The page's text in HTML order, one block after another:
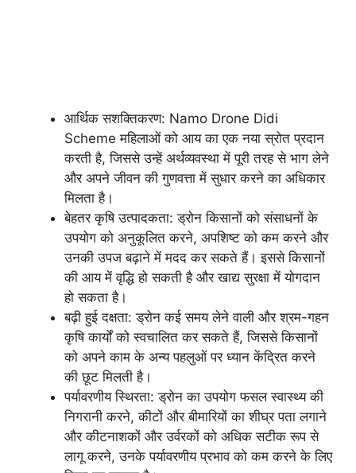
आर्थिक सशक्तिकरण: Namo Drone Didi
Scheme महिलाओं को आय का एक नया स्रोत प्रदान
करती है, जिससे उन्हें अर्थव्यवस्था में पूरी तरह से भाग लेने
और अपने जीवन की गुणवत्ता में सुधार करने का अधिकार
मिलता है।
बेहतर कृषि उत्पादकता: ड्रोन किसानों को संसाधनों के
उपयोग को अनुकूलित करने, अपशिष्ट को कम करने और
उनकी उपज बढ़ाने में मदद कर सकते हैं। इससे किसानों
की आय में वृद्धि हो सकती है और खाद्य सुरक्षा में योगदान
हो सकता है।
बढ़ी हुई दक्षता: ड्रोन कई समय लेने वाली और श्रम-गहन
कृषि कार्यों को स्वचालित कर सकते हैं, जिससे किसानों
को अपने काम के अन्य पहलुओं पर ध्यान केंद्रित करने
की छूट मिलती है।
पर्यावरणीय स्थिरता: ड्रोन का उपयोग फसल स्वास्थ्य की
निगरानी करने, कीटों और बीमारियों का शीघ्र पता लगाने
और कीटनाशकों और उर्वरकों को अधिक सटीक रूप से
लागू करने, उनके पर्यावरणीय प्रभाव को कम करने के लिए